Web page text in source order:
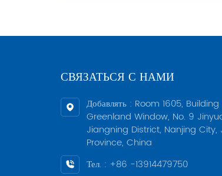
СВЯЗАТЬСЯ С НАМИ
Добавлять : Room 1605, Building
Greenland Window, No. 9
Jiangning District, Nanjing City,
Province, China
Тел. : +86 -13914479750